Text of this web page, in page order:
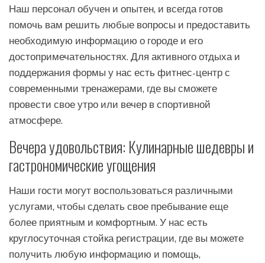
Наш персонал обучен и опытен, и всегда готов
помочь вам решить любые вопросы и предоставить
необходимую информацию о городе и его
достопримечательностях. Для активного отдыха и
поддержания формы у нас есть фитнес-центр с
современными тренажерами, где вы сможете
провести свое утро или вечер в спортивной
атмосфере.
Вечера удовольствия: Кулинарные шедевры и
гастрономические угощения
Наши гости могут воспользоваться различными
услугами, чтобы сделать свое пребывание еще
более приятным и комфортным. У нас есть
круглосуточная стойка регистрации, где вы можете
получить любую информацию и помощь,